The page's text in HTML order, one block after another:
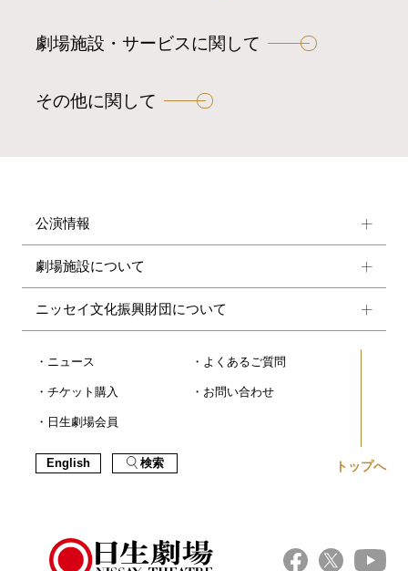
劇場施設・サービスに関して
その他に関して
公演情報
劇場施設について
ニッセイ文化振興財団について
ニュース
チケット購入
日生劇場会員
よくあるご質問
お問い合わせ
English 検索 トップへ